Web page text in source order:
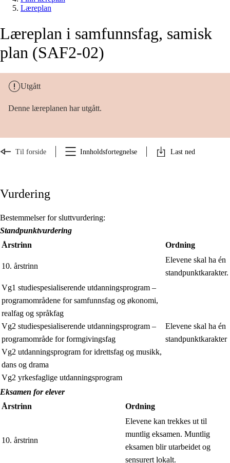
Læreplan
Læreplan i samfunnsfag, samisk
plan (SAF2-02)
Utgått
Denne læreplanen har utgått.
Til forside Innholdsfortegnelse Last ned
Vurdering
Bestemmelser for sluttvurdering:
Standpunktvurdering
Årstrinn
Ordning
10. årstrinn
Elevene skal ha én
standpunktkarakter.
Vg1 studiespesialiserende utdanningsprogram –
programområdene for samfunnsfag og økonomi,
realfag og språkfag
Vg2 studiespesialiserende utdanningsprogram –
programområde for formgivingsfag
Vg2 utdanningsprogram for idrettsfag og musikk,
dans og drama
Vg2 yrkesfaglige utdanningsprogram
Elevene skal ha én
standpunktkarakter
Eksamen for elever
Årstrinn
Ordning
10. årstrinn
Elevene kan trekkes ut til
muntlig eksamen. Muntlig
eksamen blir utarbeidet og
sensurert lokalt.